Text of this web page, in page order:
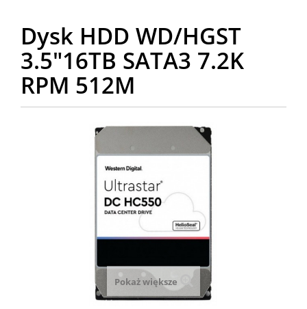
Dysk HDD WD/HGST
3.5"16TB SATA3 7.2K
RPM 512M
Pokaż większe